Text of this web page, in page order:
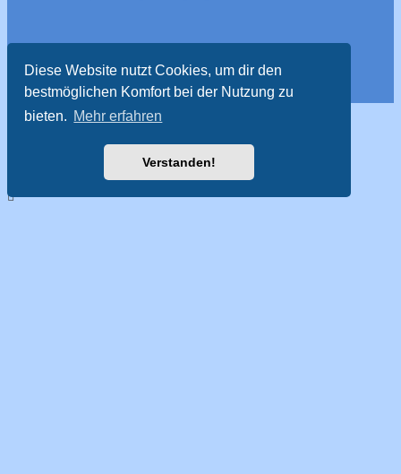
Diese Website nutzt Cookies, um dir den
bestmöglichen Komfort bei der Nutzung zu
bieten. Mehr erfahren
Verstanden!